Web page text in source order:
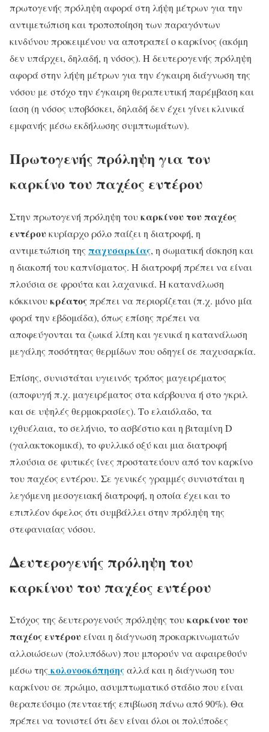
πρωτογενής πρόληψη αφορά στη λήψη μέτρων για την
αντιμετώπιση και τροποποίηση των παραγόντων
κινδύνου προκειμένου να αποτραπεί ο καρκίνος (ακόμη
δεν υπάρχει, δηλαδή, η νόσος). Η δευτερογενής πρόληψη
αφορά στην λήψη μέτρων για την έγκαιρη διάγνωση της
νόσου με στόχο την έγκαιρη θεραπευτική παρέμβαση και
ίαση (η νόσος υποβόσκει, δηλαδή δεν έχει γίνει κλινικά
εμφανής μέσω εκδήλωσης συμπτωμάτων).
Πρωτογενής πρόληψη για τον
καρκίνο του παχέος εντέρου
Στην πρωτογενή πρόληψη τουκαρκίνου του παχέος
εντέρουκυρίαρχο ρόλο παίζει η διατροφή, η
αντιμετώπιση της παχυσαρκίας, η σωματική άσκηση και
η διακοπή του καπνίσματος. Η διατροφή πρέπει να είναι
πλούσια σε φρούτα και λαχανικά. Η κατανάλωση
κόκκινουκρέατοςπρέπει να περιορίζεται (π.χ. μόνο μία
φορά την εβδομάδα), όπως επίσης πρέπει να
αποφεύγονται τα ζωικά λίπη και γενικά η κατανάλωση
μεγάλης ποσότητας θερμίδων που οδηγεί σε παχυσαρκία.
Επίσης, συνιστάται υγιεινός τρόπος μαγειρέματος
(αποφυγή π.χ. μαγειρέματος στα κάρβουνα ή στο γκριλ
και σε υψηλές θερμοκρασίες). Το ελαιόλαδο, τα
ιχθυέλαια, το σελήνιο, το ασβέστιο και η βιταμίνη D
(γαλακτοκομικά), το φυλλικό οξύ και μια διατροφή
πλούσια σε φυτικές ίνες προστατεύουν από τον καρκίνο
του παχέος εντέρου. Σε γενικές γραμμές συνιστάται η
λεγόμενη μεσογειακή διατροφή, η οποία έχει και το
επιπλέον όφελος ότι συμβάλλει στην πρόληψη της
στεφανιαίας νόσου.
Δευτερογενής πρόληψη του
καρκίνου του παχέος εντέρου
Στόχος της δευτερογενούς πρόληψης τουκαρκίνου του
παχέος εντέρουείναι η διάγνωση προκαρκινωματών
αλλοιώσεων (πολυπόδων) που μπορούν να αφαιρεθούν
μέσω της κολονοσκόπησηςαλλά και η διάγνωση του
καρκίνου σε πρώιμο, ασυμπτωματικό στάδιο που είναι
θεραπεύσιμο (πενταετής επιβίωση πάνω από 90%). Θα
πρέπει να τονιστεί ότι δεν είναι όλοι οι πολύποδες